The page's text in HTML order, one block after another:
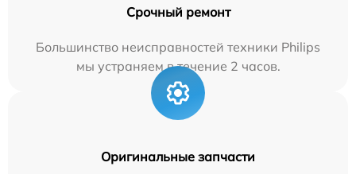
Срочный ремонт
Большинство неисправностей техники Philips
мы устраняем в течение 2 часов.
Оригинальные запчасти